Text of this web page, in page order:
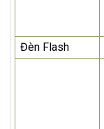
Đèn Flash